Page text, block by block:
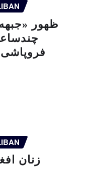
ظهور
فروپاشی
زنان